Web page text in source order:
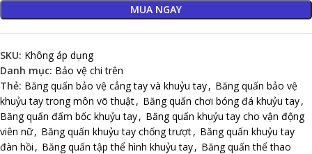
MUA NGAY
SKU: Không áp dụng
Danh mục: Bảo vệ chi trên
Thẻ: Băng quấn bảo vệ cẳng tay và khuỷu tay, Băng quấn bảo vệ
khuỷu tay trong môn võ thuật, Băng quấn chơi bóng đá khuỷu tay,
Băng quấn đấm bốc khuỷu tay, Băng quấn khuỷu tay cho vận động
viên nữ, Băng quấn khuỷu tay chống trượt, Băng quấn khuỷu tay
đàn hồi , Băng quấn tập thể hình khuỷu tay, Băng quấn thể thao